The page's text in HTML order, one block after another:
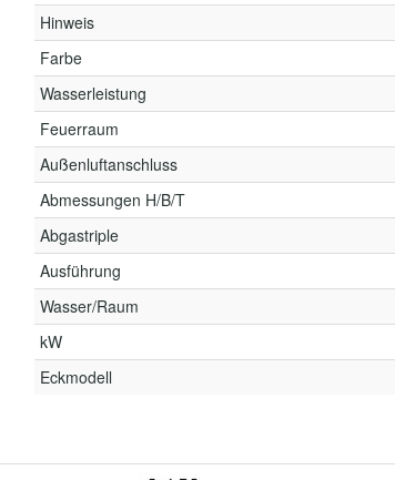
Hinweis
Farbe
Wasserleistung
Feuerraum
Außenluftanschluss
Abmessungen H/B/T
Abgastriple
Ausführung
Wasser/Raum
kW
Eckmodell